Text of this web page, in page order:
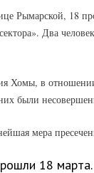
Рымарской, 18
Два
Хомы, в
были
мера
18 марта.